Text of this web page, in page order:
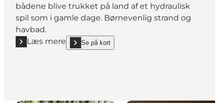
bådene blive trukket på land af et hydraulisk
spil som i gamle dage. Børnevenlig strand og
havbad.
Læs mere
Læs mere "Vorupør Strand og Havbad i
Se på kort
show Vorupør Strand og Havbad i Nationalpark Thy